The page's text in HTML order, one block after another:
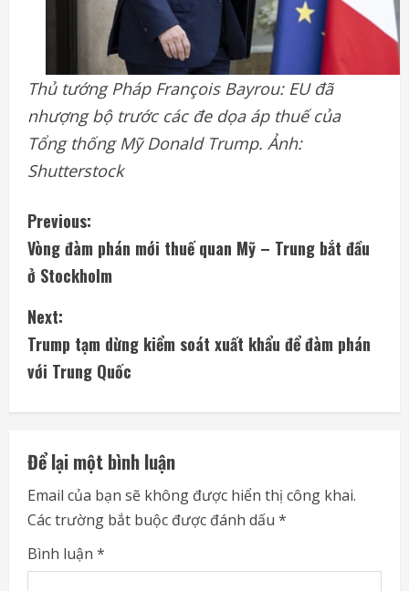
Thủ tướng Pháp François Bayrou: EU đã
nhượng bộ trước các đe dọa áp thuế của
Tổng thống Mỹ Donald Trump. Ảnh:
Shutterstock
C
o
n
t
i
n
u
e
R
e
Previous:
Vòng đàm phán mới thuế quan Mỹ – Trung bắt đầu
ở Stockholm
Next:
Trump tạm dừng kiểm soát xuất khẩu để đàm phán
với Trung Quốc
Để lại một bình luận
Email của bạn sẽ không được hiển thị công khai.
Các trường bắt buộc được đánh dấu *
Bình luận *